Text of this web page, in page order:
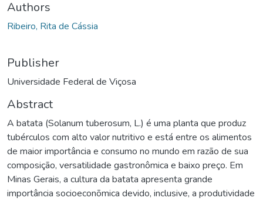
Authors
Ribeiro, Rita de Cássia
Publisher
Universidade Federal de Viçosa
Abstract
A batata (Solanum tuberosum, L.) é uma planta que produz
tubérculos com alto valor nutritivo e está entre os alimentos
de maior importância e consumo no mundo em razão de sua
composição, versatilidade gastronômica e baixo preço. Em
Minas Gerais, a cultura da batata apresenta grande
importância socioeconõmica devido, inclusive, a produtividade